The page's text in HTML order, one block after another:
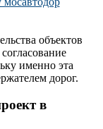
объектов
именно эта
дорог.
в